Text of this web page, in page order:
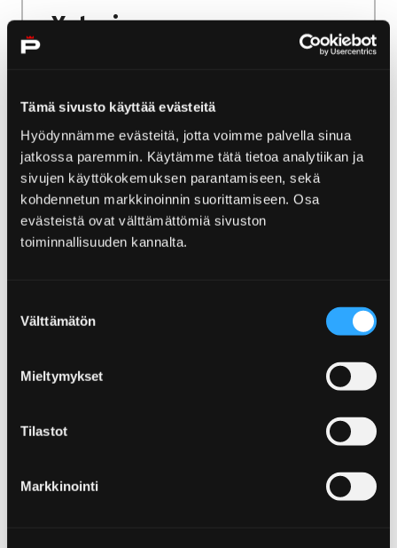
Tämä sivusto käyttää evästeitä
Hyödynnämme evästeitä, jotta voimme palvella sinua
jatkossa paremmin. Käytämme tätä tietoa analytiikan ja
sivujen käyttökokemuksen parantamiseen, sekä
kohdennetun markkinoinnin suorittamiseen. Osa
evästeistä ovat välttämättömiä sivuston
toiminnallisuuden kannalta.
valinta
Välttämätön
Mieltymykset
Tilastot
Markkinointi
Yyteri
alle mahtuu niin Reposaari, Kallo kuin
Ahlainenkin. Yyterin ihmeet eivät rajoitu
rantaviivan kuivalle puolelle. Selkämeren
kansallispuistossa pääset tutustumaan
mielenkiintoisiin ulkosaariin kuten Säppiin,
Iso-Enskeriin ja Munakariin.
Etusivu
Lapsiperheille
löytyy kaikkea lapsille sopivista museoista
Tässä upeita elämyksiä koko perheen